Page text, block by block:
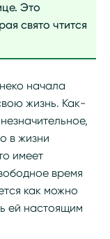
Это
свято чтится
начала
жизнь. Как-
в жизни
имеет
время
как можно
ей настоящим